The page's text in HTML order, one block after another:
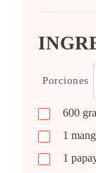
Porciones
600
1
1